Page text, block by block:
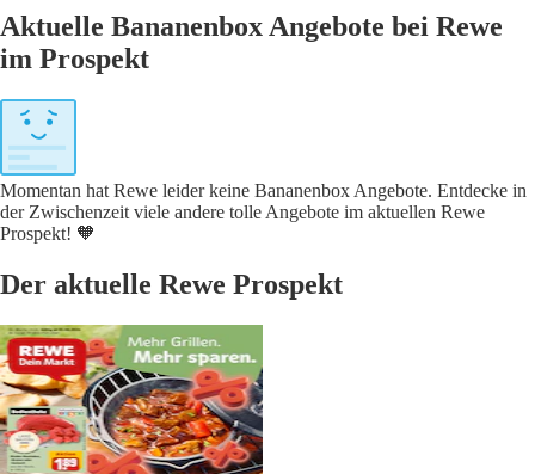
Aktuelle Bananenbox Angebote bei Rewe
im Prospekt
Momentan hat Rewe leider keine Bananenbox Angebote. Entdecke in
der Zwischenzeit viele andere tolle Angebote im aktuellen Rewe
Prospekt! 🧡
Der aktuelle Rewe Prospekt